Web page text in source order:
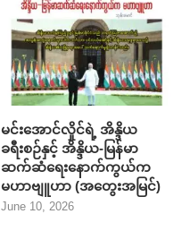
မင်းအောင်လှိုင်ရဲ့ အိန္ဒိယ
ခရီးစဉ်နှင့် အိန္ဒိယ-မြန်မာ
ဆက်ဆံရေးနောက်ကွယ်က
မဟာဗျူဟာ (အတွေးအမြင်)
June 10, 2026